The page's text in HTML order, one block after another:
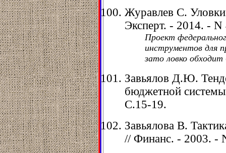
Журавлев С. Уловки
Эксперт. - 2014. -
Проект
инструментов для
зато ловко
Завьялов Д.Ю.
бюджетной
С.15-19.
Завьялова В.
// Финанс. - 2003. -